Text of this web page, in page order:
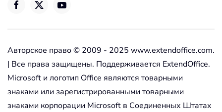
Авторское право © 2009 - 2025 www.extendoffice.com.
| Все права защищены. Поддерживается ExtendOffice.
Microsoft и логотип Office являются товарными
знаками или зарегистрированными товарными
знаками корпорации Microsoft в Соединенных Штатах